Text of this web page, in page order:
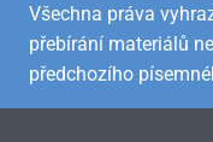
Všechna práva
přebírání materiálů
předchozího